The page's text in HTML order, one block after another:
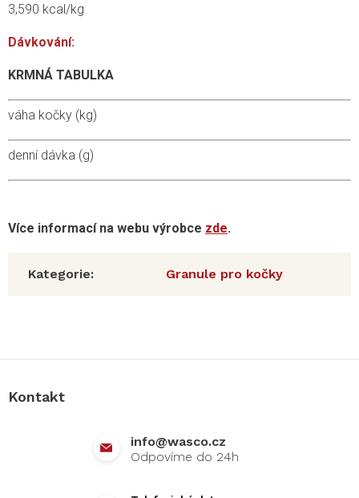
3,590 kcal/kg
Dávkování:
KRMNÁ TABULKA
váha kočky (kg)
denní dávka (g)
Více informací na webu výrobce zde.
Kategorie: Granule pro kočky
Kontakt
info@wasco.cz